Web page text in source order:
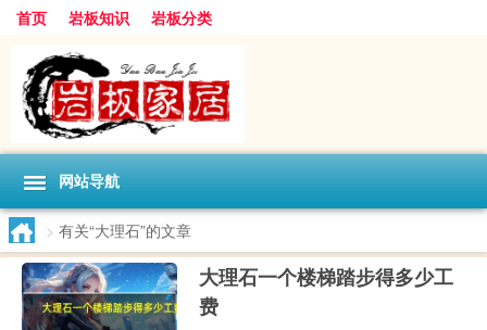
首页 岩板知识 岩板分类
网站导航
> 有关“大理石”的文章
大理石一个楼梯踏步得多少工
费